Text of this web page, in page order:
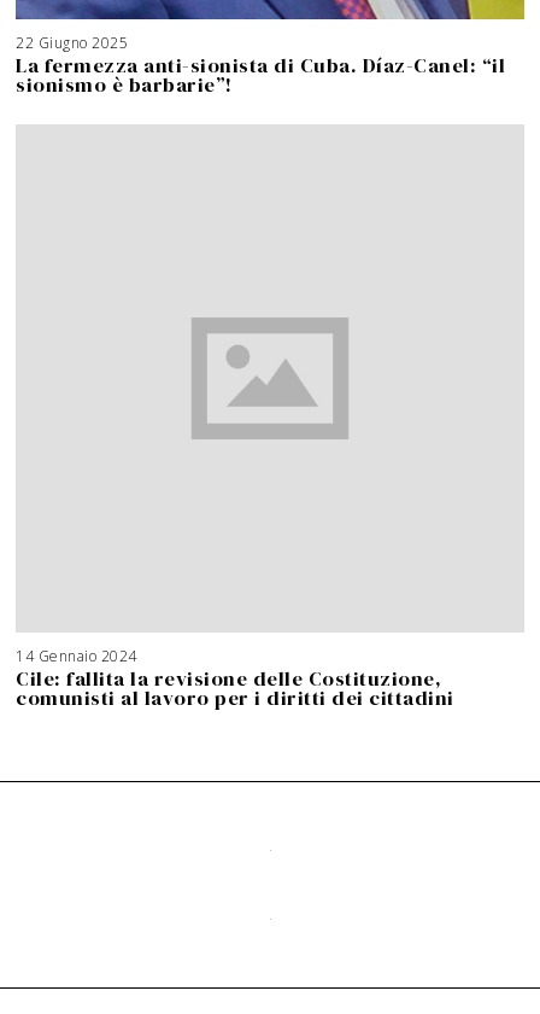
22 Giugno 2025
M
a
g
g
2
La fermezza anti-sionista di Cuba. Díaz-Canel: “il
sionismo è barbarie”!
14 Gennaio 2024
Cile: fallita la revisione delle Costituzione,
comunisti al lavoro per i diritti dei cittadini